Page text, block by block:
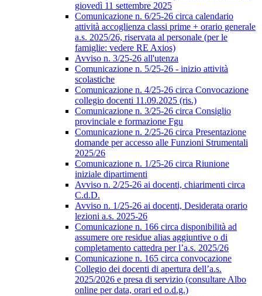
giovedì 11 settembre 2025
Comunicazione n. 6/25-26 circa calendario
attività accoglienza classi prime + orario generale
a.s. 2025/26, riservata al personale (per le
famiglie: vedere RE Axios)
Avviso n. 3/25-26 all'utenza
Comunicazione n. 5/25-26 - inizio attività
scolastiche
Comunicazione n. 4/25-26 circa Convocazione
collegio docenti 11.09.2025 (ris.)
Comunicazione n. 3/25-26 circa Consiglio
provinciale e formazione Fgu
Comunicazione n. 2/25-26 circa Presentazione
domande per accesso alle Funzioni Strumentali
2025/26
Comunicazione n. 1/25-26 circa Riunione
iniziale dipartimenti
Avviso n. 2/25-26 ai docenti, chiarimenti circa
C.d.D.
Avviso n. 1/25-26 ai docenti, Desiderata orario
lezioni a.s. 2025-26
Comunicazione n. 166 circa disponibilità ad
assumere ore residue alias aggiuntive o di
completamento cattedra per l’a.s. 2025/26
Comunicazione n. 165 circa convocazione
Collegio dei docenti di apertura dell’a.s.
2025/2026 e presa di servizio (consultare Albo
online per data, orari ed o.d.g.)